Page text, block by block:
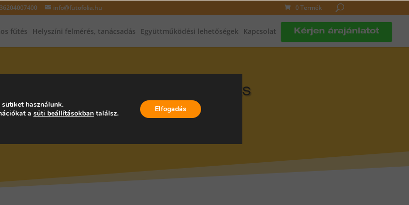
info@futofolia.hu 0 Termék
fűtés Helyszíni felmérés, tanácsadás Együttműködési lehetőségek Kapcsolat Kérjen árajánlatot
INFRAPANEL, PADLÓFŰTÉS
használunk.
a süti beállításokbantalálsz. Elfogadás